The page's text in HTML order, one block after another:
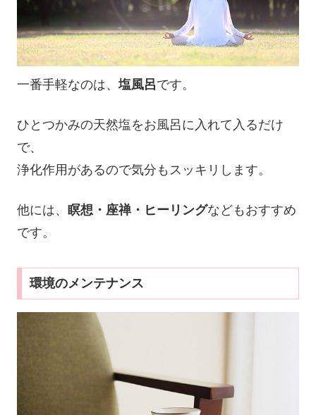
一番手軽なのは、塩風呂です。
ひとつかみの天然塩をお風呂に入れて入るだけ
で、
浄化作用があるので気分もスッキリします。
他には、 瞑想・座禅・ヒーリングなどもおすすめ
です。
環境のメンテナンス